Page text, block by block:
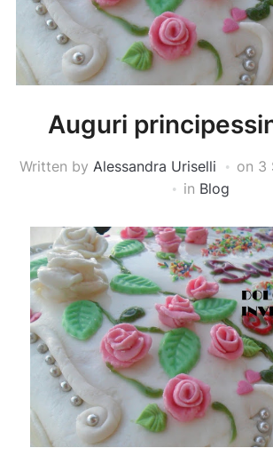
Auguri
Written by Alessandra Uriselli on 3
in Blog